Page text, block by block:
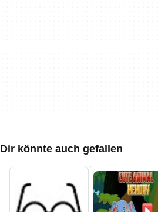
Dir könnte auch gefallen